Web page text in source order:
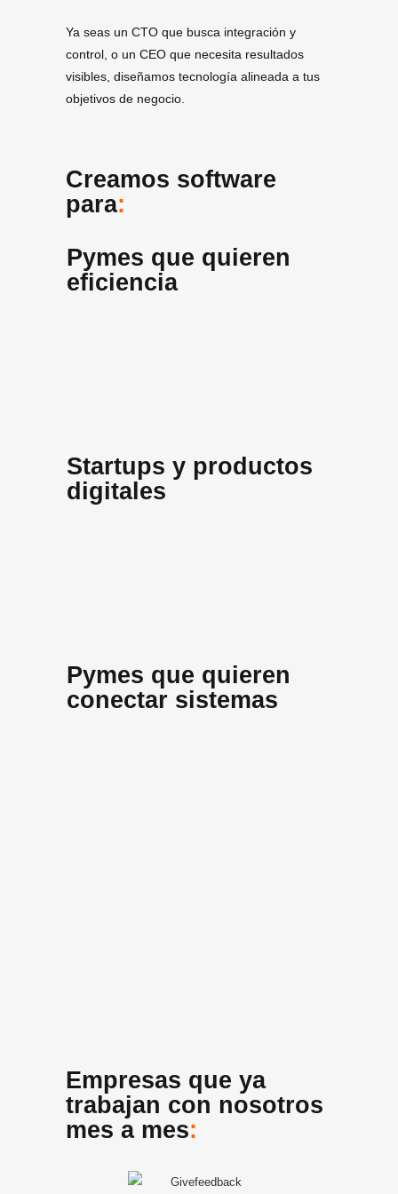
Ya seas un CTO que busca integración y
control, o un CEO que necesita resultados
visibles, diseñamos tecnología alineada a tus
objetivos de negocio.
Creamos software
para:
Pymes que quieren
eficiencia
Startups y productos
digitales
Pymes que quieren
conectar sistemas
Empresas que ya
trabajan con nosotros
mes a mes: